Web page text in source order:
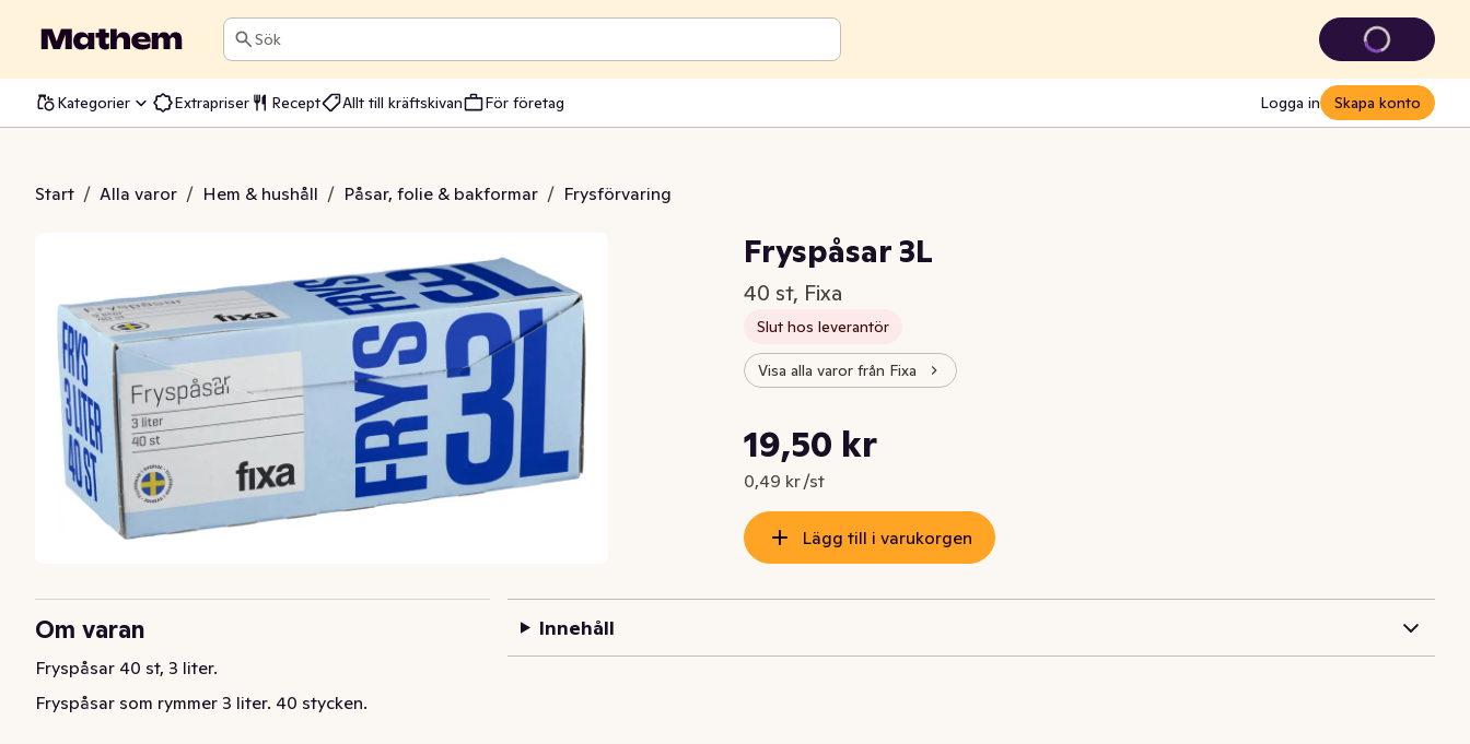
Sök
Kategorier Extrapriser Recept Allt till kräftskivan För företag Logga in Skapa konto
Start / Alla varor / Hem & hushåll / Påsar, folie & bakformar / Frysförvaring
3L
Fryspåsar 3L
40 st, Fixa
Slut hos leverantör
Visa alla varor från Fixa
Nuvarande pris är: 19,50 kr
19,50 kr
0,49 kr /st
Styckpris: 0,49 kr /st
Lägg till i varukorgen
Om varan
Fryspåsar 40 st, 3 liter.
Fryspåsar som rymmer 3 liter. 40 stycken.
Innehåll